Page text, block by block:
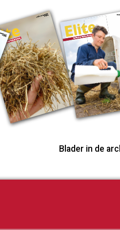
Blader in de